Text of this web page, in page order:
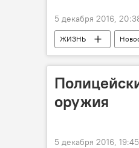
5 декабря 2016,
ЖИЗНЬ
Преступники
оружия
5 декабря 2016, 19:45